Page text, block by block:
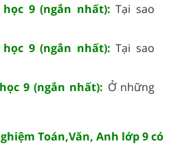
9 (ngắn nhất): Tại sao
9 (ngắn nhất): Tại sao
9 (ngắn nhất): Ở những
Toán,Văn, Anh lớp 9 có